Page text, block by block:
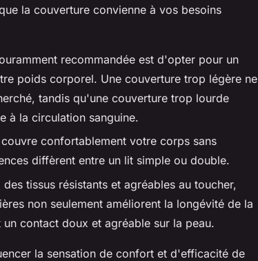
la couverture convienne à vos besoins
recommandée est d'opter pour un
poids corporel. Une couverture trop légère ne
tandis qu'une couverture trop lourde
à la circulation sanguine.
confortablement votre corps sans
diffèrent entre un lit simple ou double.
tissus résistants et agréables au toucher,
non seulement améliorent la longévité de la
contact doux et agréable sur la peau.
la sensation de confort et d'efficacité de